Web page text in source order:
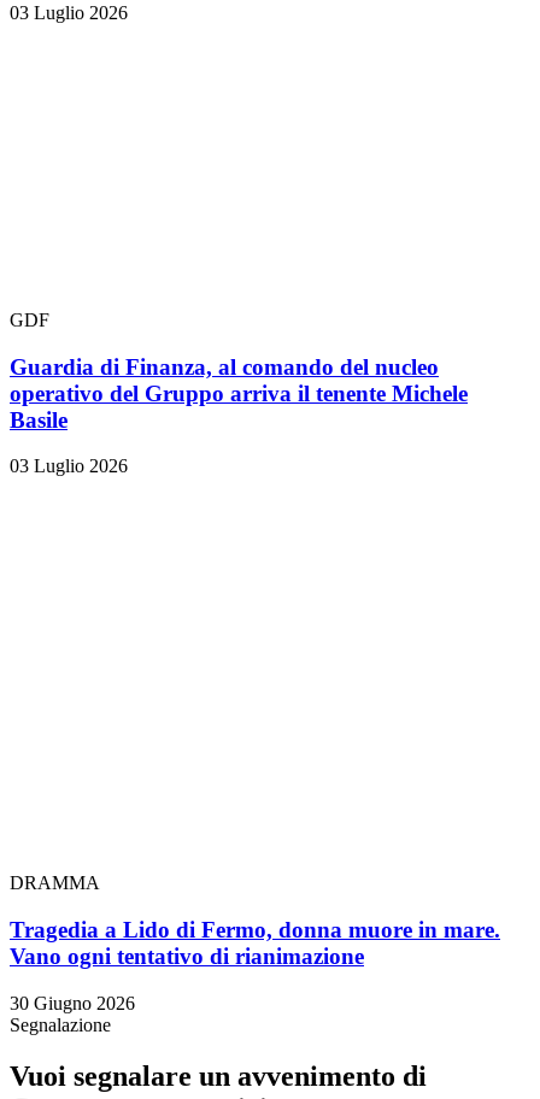
03 Luglio 2026
GDF
Guardia di Finanza, al comando del nucleo
operativo del Gruppo arriva il tenente Michele
Basile
03 Luglio 2026
DRAMMA
Tragedia a Lido di Fermo, donna muore in mare.
Vano ogni tentativo di rianimazione
30 Giugno 2026
Segnalazione
Vuoi segnalare un avvenimento di